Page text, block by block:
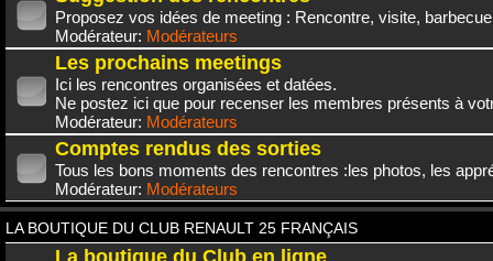
Proposez vos idées de meeting : Rencontre, visite,
Modérateur: Modérateurs
Les prochains meetings
Ici les rencontres organisées et datées.
Ne postez ici que pour recenser les membres présents à
Modérateur: Modérateurs
Comptes rendus des sorties
Tous les bons moments des rencontres :les photos, les
Modérateur: Modérateurs
LA BOUTIQUE DU CLUB RENAULT 25 FRANÇAIS
La boutique du Club en ligne